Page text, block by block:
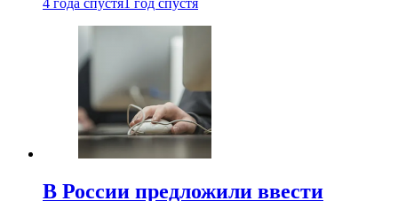
4 года спустя 1 год спустя
В России предложили ввести